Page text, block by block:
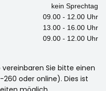
kein Sprechtag
09.00 - 12.00 Uhr
13.00 - 16.00 Uhr
09.00 - 12.00 Uhr
vereinbaren Sie bitte einen
oder online). Dies ist